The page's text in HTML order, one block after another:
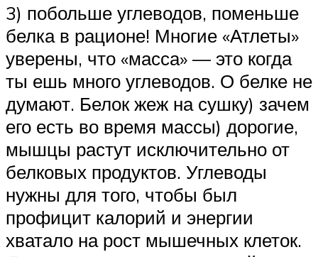
3) побольше углеводов, поменьше
белка в рационе! Многие «Атлеты»
уверены, что «масса» — это когда
ты ешь много углеводов. О белке не
думают. Белок жеж на сушку) зачем
его есть во время массы) дорогие,
мышцы растут исключительно от
белковых продуктов. Углеводы
нужны для того, чтобы был
профицит калорий и энергии
хватало на рост мышечных клеток.